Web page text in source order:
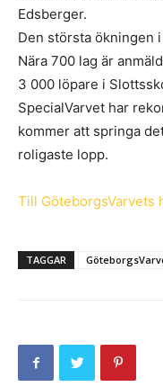
Edsberger.
Den största ökningen
Nära 700 lag är
3 000 löpare i
SpecialVarvet har
kommer att springa
roligaste lopp.
Till GöteborgsVarvets
TAGGAR